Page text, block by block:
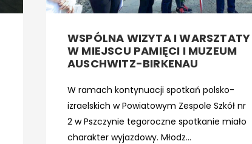
WSPÓLNA WIZYTA I WARSZTATY
W MIEJSCU PAMIĘCI I MUZEUM
AUSCHWITZ-BIRKENAU
W ramach kontynuacji spotkań polsko-
izraelskich w Powiatowym Zespole Szkół nr
2 w Pszczynie tegoroczne spotkanie miało
charakter wyjazdowy. Młodz...